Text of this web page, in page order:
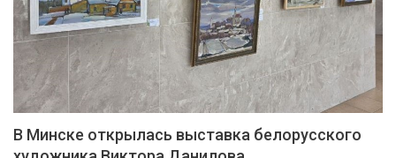
В Минске открылась выставка белорусского